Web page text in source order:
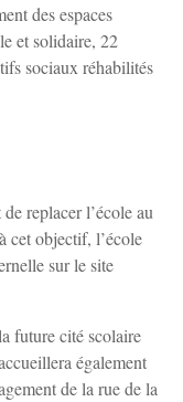
des espaces
et solidaire, 22
sociaux réhabilités
replacer l’école au
cet objectif, l’école
sur le site
future cité scolaire
également
de la rue de la